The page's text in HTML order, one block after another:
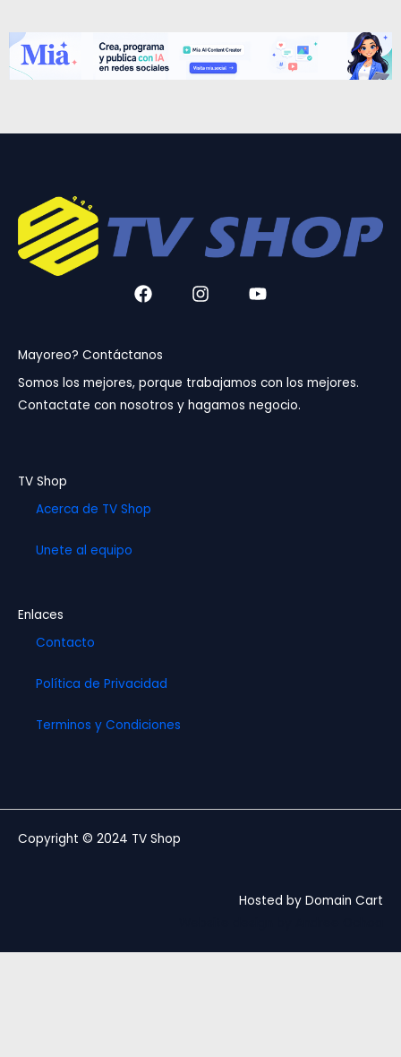
F
a
b
o
o
k
I
n
g
r
a
Y
o
b
e
Mayoreo? Contáctanos
Somos los mejores, porque trabajamos con los mejores.
Contactate con nosotros y hagamos negocio.
TV Shop
Acerca de TV Shop
Unete al equipo
Enlaces
Contacto
Política de Privacidad
Terminos y Condiciones
Copyright © 2024 TV Shop
Hosted by Domain Cart